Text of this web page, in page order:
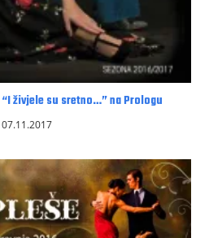
“I živjele su sretno…” na Prologu
07.11.2017